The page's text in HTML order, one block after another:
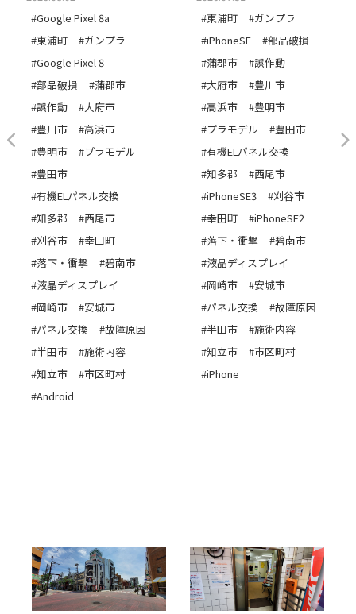
#Google Pixel 8a
#東浦町
#ガンプラ
#Google Pixel 8
#部品破損
#蒲郡市
#誤作動
#大府市
#豊川市
#高浜市
#豊明市
#プラモデル
#豊田市
#有機ELパネル交換
#知多郡
#西尾市
#刈谷市
#幸田町
#落下・衝撃
#碧南市
#液晶ディスプレイ
#岡崎市
#安城市
#パネル交換
#故障原因
#半田市
#施術内容
#知立市
#市区町村
#Android
#東浦町
#ガンプラ
#iPhoneSE
#部品破損
#蒲郡市
#誤作動
#大府市
#豊川市
#高浜市
#豊明市
#プラモデル
#豊田市
#有機ELパネル交換
#知多郡
#西尾市
#iPhoneSE3
#刈谷市
#幸田町
#iPhoneSE2
#落下・衝撃
#碧南市
#液晶ディスプレイ
#岡崎市
#安城市
#パネル交換
#故障原因
#半田市
#施術内容
#知立市
#市区町村
#iPhone